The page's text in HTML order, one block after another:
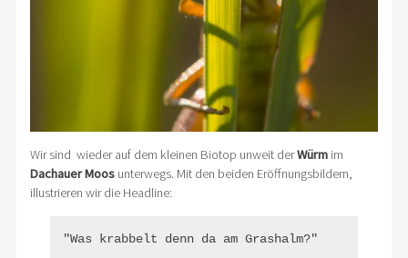
Wir sind wieder auf dem kleinen Biotop unweit derWürmim
Dachauer Moosunterwegs. Mit den beiden Eröffnungsbildern,
illustrieren wir die Headline:
"Was krabbelt denn da am Grashalm?"